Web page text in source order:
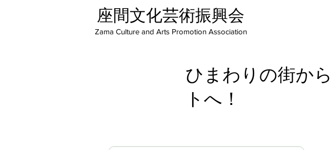
座間文化芸術振興会
Zama Culture and Arts Promotion Association
ひまわりの街か
トへ！